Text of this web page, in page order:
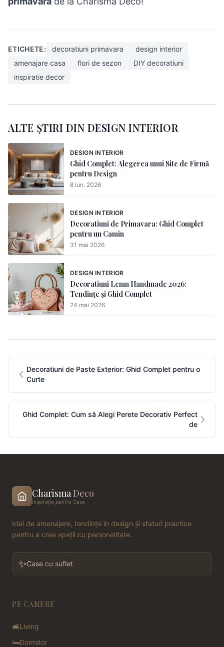
ETICHETE: decoratiuni primavara
design interior
amenajare casa
flori de sezon
DIY decoratiuni
inspiratie decor
ALTE ȘTIRI DIN DESIGN INTERIOR
DESIGN INTERIOR
Ghid Complet: Alegerea unui Site de Firmă
pentru Design
8 iun. 2026
DESIGN INTERIOR
Decoratiuni de Primavara: Ghid Complet
pentru un Camin
31 mai 2026
DESIGN INTERIOR
Decoratiuni Lemn Handmade 2026:
Tendințe și Ghid Complet
24 mai 2026
Decoratiuni de Paste Exterior: Ghid Complet pentru o
Curte
Ghid Complet: Cum să Alegi Perete Decorativ Perfect
de
CharismaDeco
Inspirație pentru Case
Idei de amenajare, tendințe în design și sfaturi practice
pentru a crea spații cu personalitate.
✨Case cu suflet
PE CAMERE
🛋️Living
🛏️Dormitor